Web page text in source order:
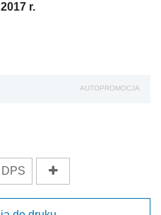
r.
AUTOPROMOCJA
DPS